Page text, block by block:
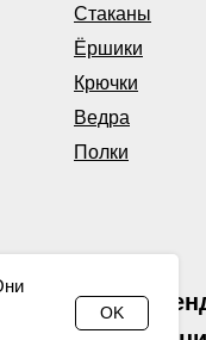
OK
Стаканы
Ёршики
Крючки
Ведра
Полки
—